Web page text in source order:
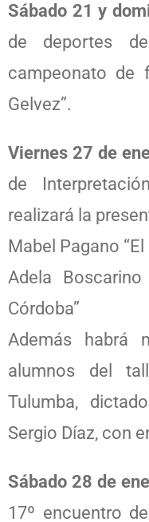
Sábado 21 y
de deportes
campeonato de
Gelvez”.
Viernes 27 de
de
realizará la
Mabel Pagano
Adela
Córdoba”
Además habrá
alumnos del
Tulumba,
Sergio Díaz, con
Sábado 28 de
17º encuentro